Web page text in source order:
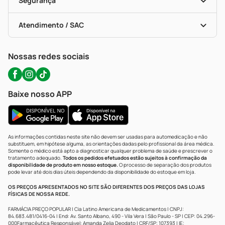
Troca E Devolução
Bulas De A A Z
Políticas De Marketplace
Testes Rápidos
Autoteste Covid-19
Certificado De Segurança
Portal Da Privacidade
Atendimento / SAC
WhatsApp (47) 9202-1687
Nossas redes sociais
Baixe nosso APP
As informações contidas neste site não devem ser usadas para automedicação e não
substituem, em hipótese alguma, as orientações dadas pelo profissional da área médica.
Somente o médico está apto a diagnosticar qualquer problema de saúde e prescrever o
tratamento adequado. Todos os pedidos efetuados estão sujeitos à confirmação da
disponibilidade de produto em nosso estoque.O processo de separação dos produtos
pode levar até dois dias úteis dependendo da disponibilidade do estoque em loja.
OS PREÇOS APRESENTADOS NO SITE SÃO DIFERENTES DOS PREÇOS DAS LOJAS
FÍSICAS DE NOSSA REDE.
FARMÁCIA PREÇO POPULAR | Cia Latino Americana de Medicamentos | CNPJ:
84.683.481/0416-04 | End: Av. Santo Albano, 490 - Vila Vera | São Paulo - SP | CEP: 04.296-
000Farmacêutica Responsável: Amanda Zelia Deodato | CRF/SP: 107393 | IE: